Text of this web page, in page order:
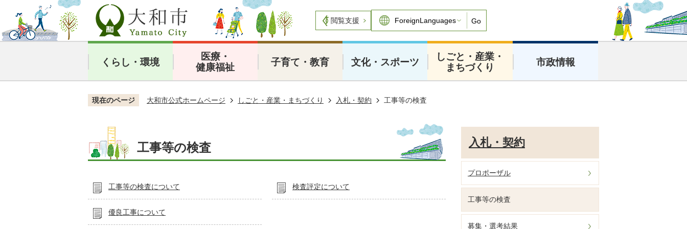
閲覧支援 Go
くらし・環境
医療・
健康福祉
子育て・教育 文化・スポーツ
しごと・産業・
まちづくり
市政情報
現在のページ 大和市公式ホームページ しごと・産業・まちづくり 入札・契約 工事等の検査
工事等の検査
工事等の検査について 検査評定について
優良工事について
入札・契約
プロポーザル
工事等の検査
募集・選考結果